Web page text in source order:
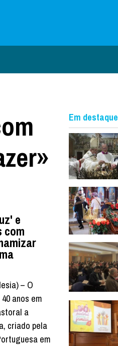
e
com
– O
40 anos em
a
criado pela
em
Em destaque